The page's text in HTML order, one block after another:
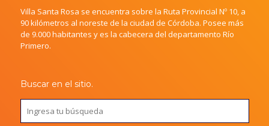
Villa Santa Rosa se encuentra sobre la Ruta Provincial Nº 10, a
90 kilómetros al noreste de la ciudad de Córdoba. Posee más
de 9.000 habitantes y es la cabecera del departamento Río
Primero.
Buscar en el sitio.